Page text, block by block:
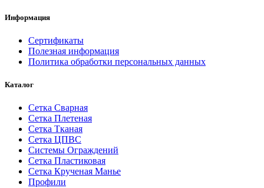
Информация
Сертификаты
Полезная информация
Политика обработки персональных данных
Каталог
Сетка Сварная
Сетка Плетеная
Сетка Тканая
Сетка ЦПВС
Системы Ограждений
Сетка Пластиковая
Сетка Крученая Манье
Профили